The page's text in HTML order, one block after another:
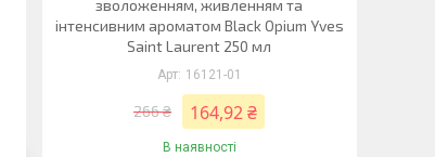
зволоженням, живленням та
інтенсивним ароматом Black Opium Yves
Saint Laurent 250 мл
16121-01
266 ₴ 164,92 ₴
В наявності